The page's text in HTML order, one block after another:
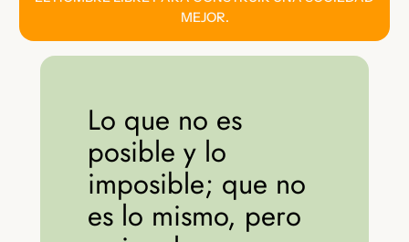
MEJOR.
Lo que no es
posible y lo
imposible; que no
es lo mismo, pero